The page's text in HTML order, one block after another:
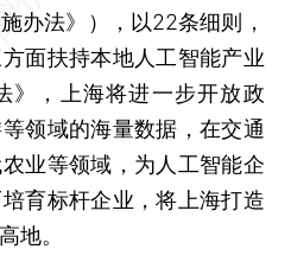
办法》），以22条细则，
面扶持本地人工智能产业
》，上海将进一步开放政
领域的海量数据，在交通
业等领域，为人工智能企
育标杆企业，将上海打造
高地。